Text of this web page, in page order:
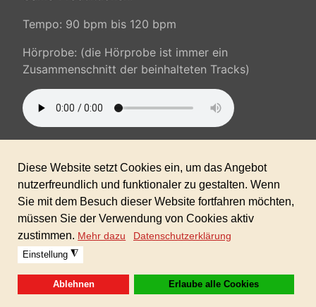
Tempo: 90 bpm bis 120 bpm
Hörprobe: (die Hörprobe ist immer ein
Zusammenschnitt der beinhalteten Tracks)
Schlüsselwörter:
Future music, Ambient music, mystisch, relax,
langsames Tempo, mittleres Tempo,
Hintergrundmusik,Imagefilm, Präsentationen,
modere Musik, Trailer, Werbespot,
Multimedia,
100% AKM/GEMA/SUISA-freie Musik inkl.
gewerblicher Lizenz für alle Ihre Projekte!